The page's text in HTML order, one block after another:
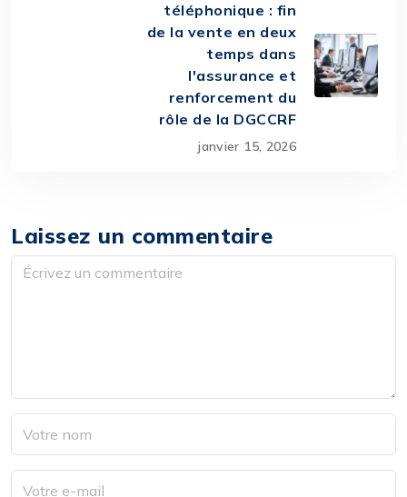
téléphonique : fin
de la vente en deux
temps dans
l'assurance et
renforcement du
rôle de la DGCCRF
janvier 15, 2026
Laissez un commentaire